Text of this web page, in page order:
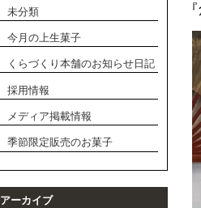
未分類
今月の上生菓子
くらづくり本舗のお知らせ日記
採用情報
メディア掲載情報
季節限定販売のお菓子
アーカイブ